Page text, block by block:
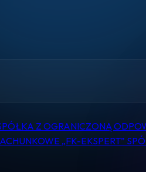
Z OGRANICZONĄ
„FK-EKSPERT”